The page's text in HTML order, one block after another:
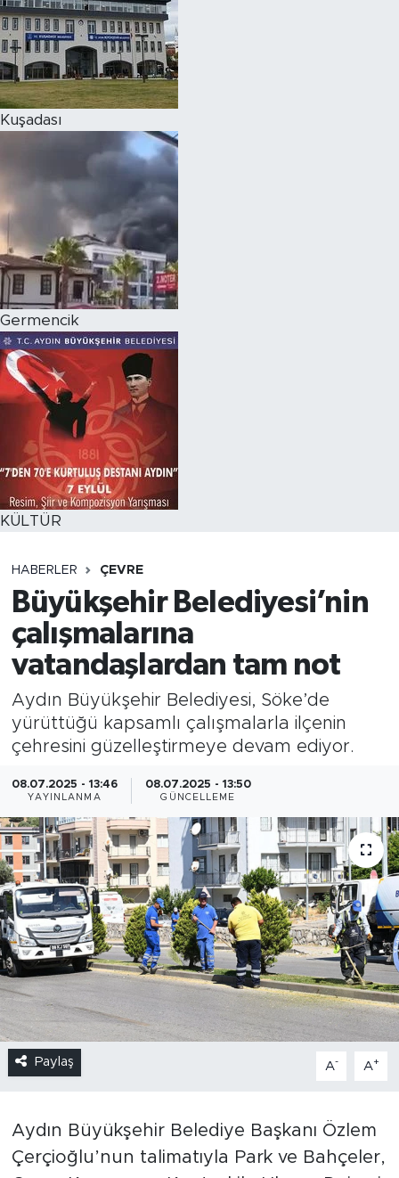
Kuşadası
Germencik
KÜLTÜR
HABERLER ÇEVRE
Büyükşehir Belediyesi’nin
çalışmalarına
vatandaşlardan tam not
Aydın Büyükşehir Belediyesi, Söke’de
yürüttüğü kapsamlı çalışmalarla ilçenin
çehresini güzelleştirmeye devam ediyor.
08.07.2025 - 13:46
YAYINLANMA
08.07.2025 - 13:50
GÜNCELLEME
Paylaş A- A+
Aydın Büyükşehir Belediye Başkanı Özlem
Çerçioğlu’nun talimatıyla Park ve Bahçeler,